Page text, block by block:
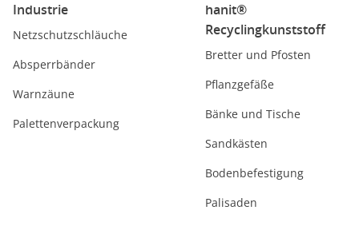
Industrie
Netzschutzschläuche
Absperrbänder
Warnzäune
Palettenverpackung
hanit®
Recyclingkunststoff
Bretter und Pfosten
Pflanzgefäße
Bänke und Tische
Sandkästen
Bodenbefestigung
Palisaden